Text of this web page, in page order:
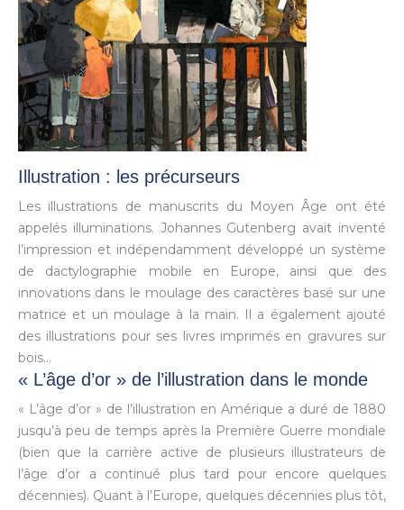
Illustration : les précurseurs
Les illustrations de manuscrits du Moyen Âge ont été
appelés illuminations. Johannes Gutenberg avait inventé
l’impression et indépendamment développé un système
de dactylographie mobile en Europe, ainsi que des
innovations dans le moulage des caractères basé sur une
matrice et un moulage à la main. Il a également ajouté
des illustrations pour ses livres imprimés en gravures sur
bois…
« L’âge d’or » de l’illustration dans le monde
« L’âge d’or » de l’illustration en Amérique a duré de 1880
jusqu’à peu de temps après la Première Guerre mondiale
(bien que la carrière active de plusieurs illustrateurs de
l’âge d’or a continué plus tard pour encore quelques
décennies). Quant à l’Europe, quelques décennies plus tôt,